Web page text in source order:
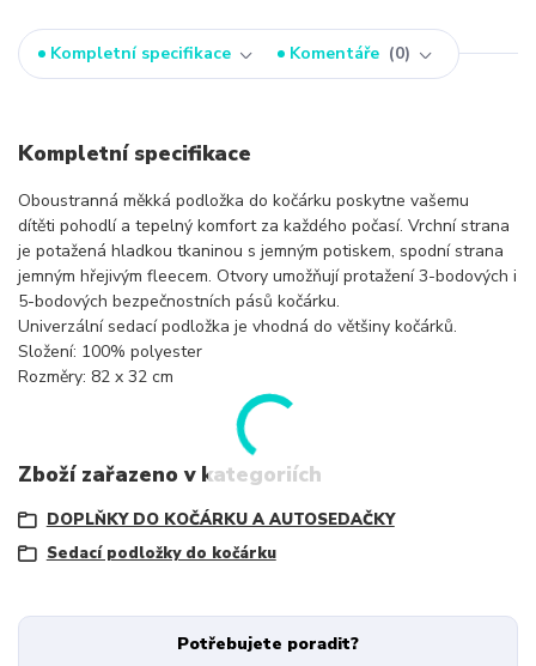
Kompletní specifikace Komentáře 0
Kompletní specifikace
Oboustranná měkká podložka do kočárku poskytne vašemu
dítěti pohodlí a tepelný komfort za každého počasí. Vrchní strana
je potažená hladkou tkaninou s jemným potiskem, spodní strana
jemným hřejivým fleecem. Otvory umožňují protažení 3-bodových i
5-bodových bezpečnostních pásů kočárku.
Univerzální sedací podložka je vhodná do většiny kočárků.
Složení: 100% polyester
Rozměry: 82 x 32 cm
Zboží zařazeno v kategoriích
DOPLŇKY DO KOČÁRKU A AUTOSEDAČKY
Sedací podložky do kočárku
Potřebujete poradit?